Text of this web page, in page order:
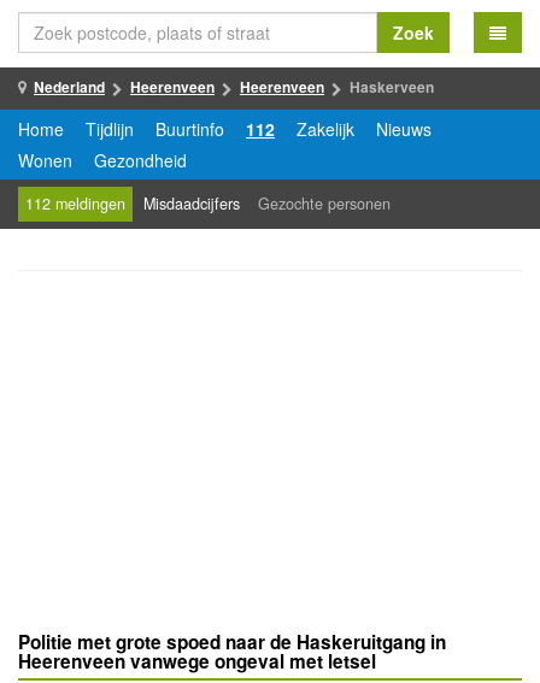
Zoek
Nederland Heerenveen Heerenveen Haskerveen
Home Tijdlijn Buurtinfo 112 Zakelijk
Nieuws
Wonen
Gezondheid
112 meldingen Misdaadcijfers Gezochte personen
Politie met grote spoed naar de Haskeruitgang in
Heerenveen vanwege ongeval met letsel